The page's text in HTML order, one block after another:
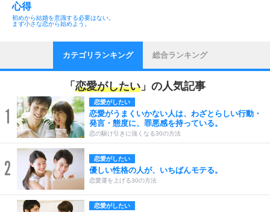
心得
初めから結婚を意識する必要はない。
まず小さな恋から始めよう。
カテゴリランキング 総合ランキング
「 恋愛がしたい 」の人気記事
1
恋愛がしたい
恋愛がうまくいかない人は、わざとらしい行動・
発言・態度に、罪悪感を持っている。
恋の駆け引きに強くなる30の方法
2 恋愛がしたい
優しい性格の人が、いちばんモテる。
恋愛運を上げる30の方法
恋愛がしたい